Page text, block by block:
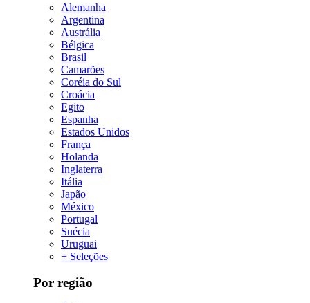
Alemanha
Argentina
Austrália
Bélgica
Brasil
Camarões
Coréia do Sul
Croácia
Egito
Espanha
Estados Unidos
França
Holanda
Inglaterra
Itália
Japão
México
Portugal
Suécia
Uruguai
+ Seleções
Por região